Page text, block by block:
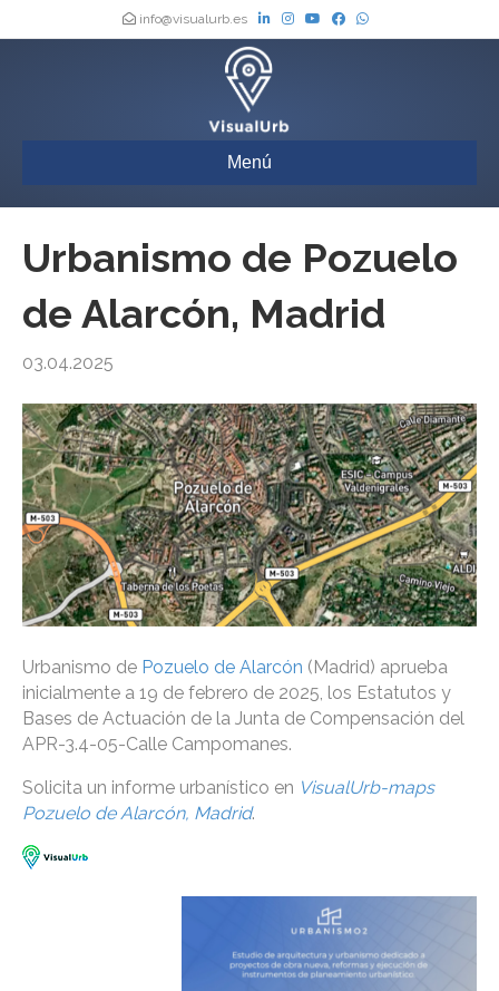
info@visualurb.es
Menú
Urbanismo de Pozuelo
de Alarcón, Madrid
03.04.2025
Urbanismo de Pozuelo de Alarcón (Madrid) aprueba
inicialmente a 19 de febrero de 2025, los Estatutos y
Bases de Actuación de la Junta de Compensación del
APR-3.4-05-Calle Campomanes.
Solicita un informe urbanístico en VisualUrb-maps
Pozuelo de Alarcón, Madrid.